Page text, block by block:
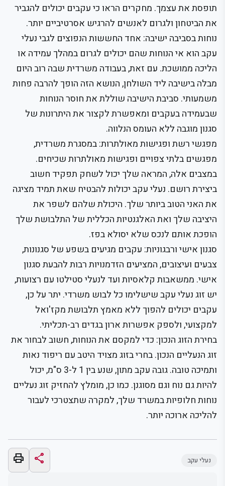
תופסת את עצמך. מחקרים הראו כי עקבים יכולים להגביר
את הביטחון ולגרום לאנשים להרגיש אסרטיביים יותר.
נוחות בסביבה ישיבה: אחד החששות הנפוצים לגבי נעלי
עקב הוא אי הנוחות שהם יכולים לגרום במהלך עמידה או
הליכה ממושכת. עם זאת, בעבודה משרדית שבה רוב היום
מבלה בישיבה ליד השולחן, הנושא הזה הופך להרבה פחות
משמעותי. סביבת הישיבה שוללת את חוסר הנוחות
שבעמידה בעקבים ומאפשרת לקצור את היתרונות של
סגנון מוגבה ללא העומס הנלווה.
מפגשי רשת ופגישות מאולתרות: במסגרת משרדית,
מפגשים בלתי צפויים ופגישות מאולתרות שכיחים.
במצבים אלה, המראה שלך יכול לשחק תפקיד חשוב
ביצירת רושם. נעלי עקב יכולות להבטיח שאת תמיד מציגה
את האני הטוב ביותר שלך. היכולת שלהם לשפר את
היציבה שלך ואת האלגנטיות הכללית של התלבושת שלך
הופכת אותם לנכס שלא יסולא בפז.
סגנון אישי ורבגוניות: עקבים מגיעים בשפע של סגנונות,
צבעים ועיצובים, המציעים הזדמנויות רבות להבעת סגנון
אישי. ממשאבות קלאסיות ועד לנעלי סטילטו עם רצועות,
יש זוג נעלי עקב שישלימו כל לבוש משרדי. יתר על כן,
עקבים יכולים להפוך ללא מאמץ תלבושת מקז'ואל
למקצועי, ולספק אפשרות ארון בגדים רב-תכליתי.
בחירת הזוג הנכון: כדי למקסם את הנוחות, חשוב לבחור את
זוג הנעליים הנכון. בחרי בזוג מצויד היטב עם ריפוד נאות
ותמיכה טובה. גובה עקב מתון, שנע בין 1 ל-3 ס"מ, יכול
להיות גם נוח וגם מסוגנן. כמו כן, מומלץ להחזיק זוג נעליים
נוחות חלופיות במשרד שלך, למקרה שתצטרכי לעבור
להליכה ארוכה יותר.
נעלי עקב share
print